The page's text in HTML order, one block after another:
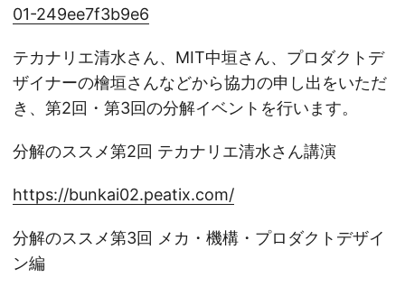
01-249ee7f3b9e6
テカナリエ清水さん、MIT中垣さん、プロダクトデ
ザイナーの檜垣さんなどから協力の申し出をいただ
き、第2回・第3回の分解イベントを行います。
分解のススメ第2回 テカナリエ清水さん講演
https://bunkai02.peatix.com/
分解のススメ第3回 メカ・機構・プロダクトデザイ
ン編